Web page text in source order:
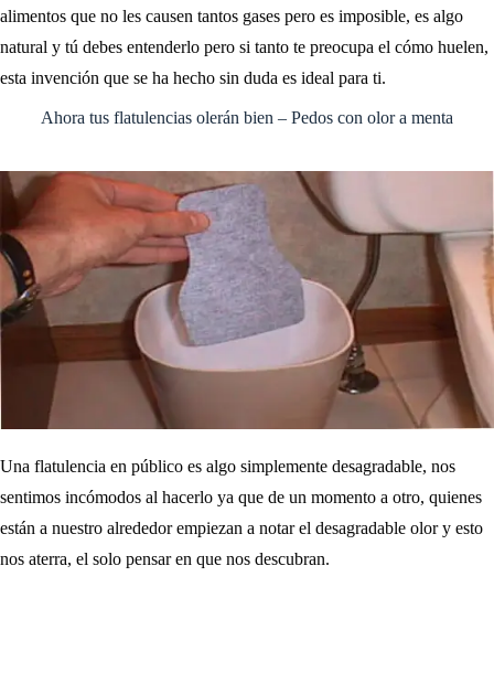
alimentos que no les causen tantos gases pero es imposible, es algo
natural y tú debes entenderlo pero si tanto te preocupa el cómo huelen,
esta invención que se ha hecho sin duda es ideal para ti.
Ahora tus flatulencias olerán bien – Pedos con olor a menta
Una flatulencia en público es algo simplemente desagradable, nos
sentimos incómodos al hacerlo ya que de un momento a otro, quienes
están a nuestro alrededor empiezan a notar el desagradable olor y esto
nos aterra, el solo pensar en que nos descubran.